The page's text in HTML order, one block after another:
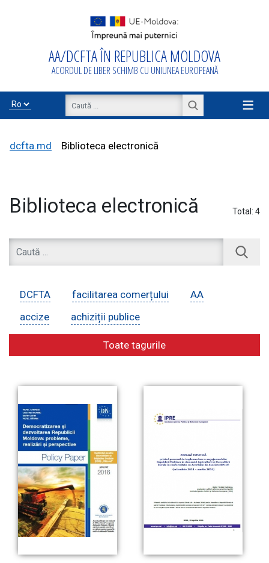
AA/DCFTA ÎN REPUBLICA MOLDOVA
ACORDUL DE LIBER SCHIMB CU UNIUNEA EUROPEANĂ
≡
Export/Import
Proiecte de
asistență
dcfta.md Biblioteca electronică
Biblioteca electronică Total: 4
DCFTA facilitarea comerțului
AA
accize
achiziții publice
Toate tagurile